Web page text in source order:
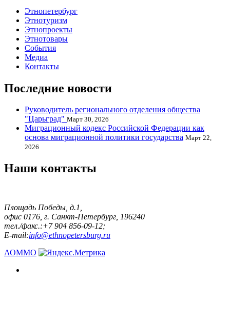
Этнопетербург
Этнотуризм
Этнопроекты
Этнотовары
События
Медиа
Контакты
Последние новости
Руководитель регионального отделения общества
"Царьград" Март 30, 2026
Миграционный кодекс Российской Федерации как
основа миграционной политики государства Март 22,
2026
Наши контакты
Площадь Победы, д.1,
офис 0176, г. Санкт-Петербург, 196240
тел./факс.:+7 904 856-09-12;
E-mail:info@ethnopetersburg.ru
АОММО